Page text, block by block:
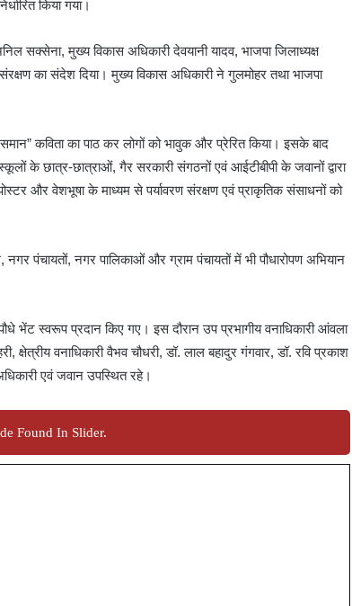
किया गया।
सक्सेना, मुख्य विकास अधिकारी देवयानी यादव, भाजपा जिलाध्यक्ष
संरक्षण का संदेश दिया। मुख्य विकास अधिकारी ने गुलमोहर तथा भाजपा
कविता का पाठ कर लोगों को भावुक और प्रेरित किया। इसके बाद
के छात्र-छात्राओं, गैर सरकारी संगठनों एवं आईटीबीपी के जवानों द्वारा
और वेशभूषा के माध्यम से पर्यावरण संरक्षण एवं प्राकृतिक संसाधनों को
पंचायतों, नगर पालिकाओं और ग्राम पंचायतों में भी पौधारोपण अभियान
भेंट स्वरूप प्रदान किए गए। इस दौरान उप प्रभागीय वनाधिकारी आंवला
क्षेत्रीय वनाधिकारी वैभव चौधरी, डॉ. लाल बहादुर गंगवार, डॉ. रवि प्रकाश
एवं जवान उपस्थित रहे।
Found In Slider.